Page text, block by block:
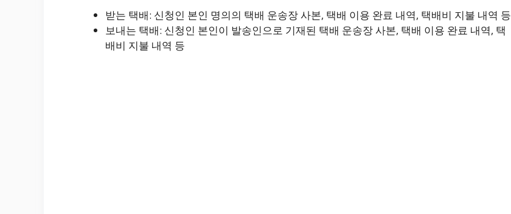
받는 택배: 신청인 본인 명의의 택배 운송장 사본, 택배 이용 완료 내역, 택배비 지불 내역 등
보내는 택배: 신청인 본인이 발송인으로 기재된 택배 운송장 사본, 택배 이용 완료 내역, 택
배비 지불 내역 등